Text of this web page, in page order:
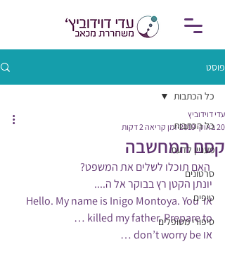
פוסט
כל הכתבות
מעניין לדעת
סרטונים
טיפים
סיפורי מטופלים
כל הכתבות
קסם המחשבה
עדי דוידוביץ
20 באוק׳ 2019
זמן קריאה 2 דקות
יונתן הקטן רץ בבוקר אל ה....
או Hello. My name is Inigo Montoya. You
killed my father. Prepare to …
או don’t worry be …